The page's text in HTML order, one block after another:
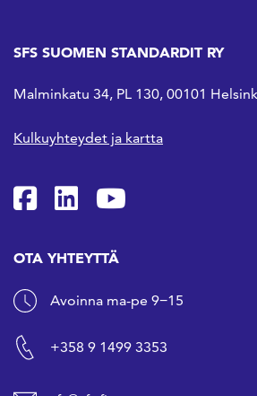
SFS SUOMEN STANDARDIT RY
Malminkatu 34, PL 130, 00101
Kulkuyhteydet ja kartta
SFS Facebookissa
SFS Linkedinissä
SFS
OTA YHTEYTTÄ
Avoinna ma-pe 9−15
+358 9 1499 3353